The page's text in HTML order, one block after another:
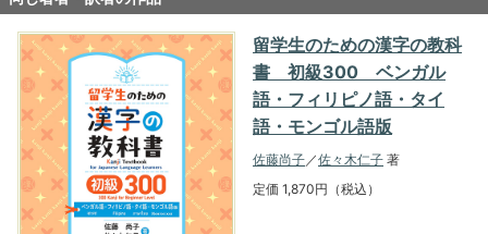
留学生のための漢字の教科
書 初級300 ベンガル
語・フィリピノ語・タイ
語・モンゴル語版
佐藤尚子 ／佐々木仁子 著
定価 1,870円（税込）